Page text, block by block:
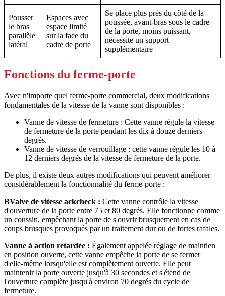
Pousser
le bras
parallèle
latéral
Espaces avec
espace limité
sur la face du
cadre de porte
Se place plus près du côté de la
poussée, avant-bras sous le cadre
de la porte, moins puissant,
nécessite un support
supplémentaire
Fonctions du ferme-porte
Avec n'importe quel ferme-porte commercial, deux modifications
fondamentales de la vitesse de la vanne sont disponibles :
Vanne de vitesse de fermeture : Cette vanne régule la vitesse
de fermeture de la porte pendant les dix à douze derniers
degrés.
Vanne de vitesse de verrouillage : cette vanne régule les 10 à
12 derniers degrés de la vitesse de fermeture de la porte.
De plus, il existe deux autres modifications qui peuvent améliorer
considérablement la fonctionnalité du ferme-porte :
BValve de vitesse ackcheck : Cette vanne contrôle la vitesse
d'ouverture de la porte entre 75 et 80 degrés. Elle fonctionne comme
un coussin, empêchant la porte de s'ouvrir brusquement en cas de
coups brusques provoqués par un traitement dur ou de fortes rafales.
Vanne à action retardée : Également appelée réglage de maintien
en position ouverte, cette vanne empêche la porte de se fermer
d'elle-même lorsqu'elle est complètement ouverte. Elle peut
maintenir la porte ouverte jusqu'à 30 secondes et s'étend de
l'ouverture complète jusqu'à environ 70 degrés du cycle de
fermeture.